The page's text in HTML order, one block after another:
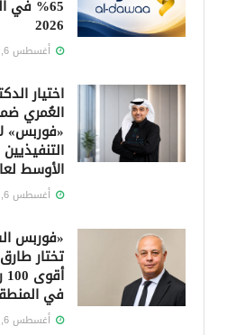
65% في
2026
أغسطس 6, 2026
اختيار
العُمري
«فوربس»
الأوسط لعام
أغسطس 6, 2026
«فوربس
تختار
في المنطقة
أغسطس 6, 2026